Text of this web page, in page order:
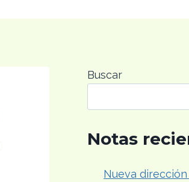
Buscar
Notas
Nueva dirección